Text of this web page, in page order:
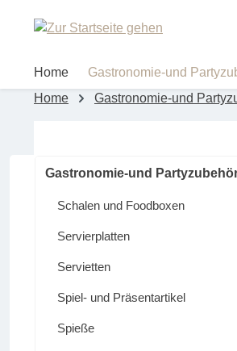
Hauptinhalt springen
Zur Suche springen
Home Gastronomie-und
Home
Gastronomie-und
Gastronomie-und
Schalen und Foodboxen
Servierplatten
Servietten
Spiel- und Präsentartikel
Spieße